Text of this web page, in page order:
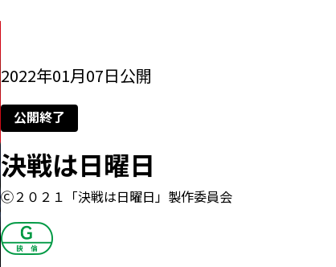
2022年01月07日公開
公開終了
決戦は日曜日
Ⓒ２０２１「決戦は日曜日」製作委員会